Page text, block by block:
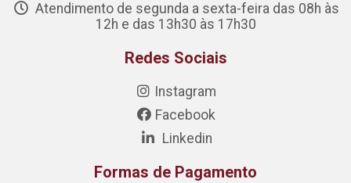
Atendimento de segunda a sexta-feira das 08h às
12h e das 13h30 às 17h30
Redes Sociais
Instagram
Facebook
Linkedin
Formas de Pagamento